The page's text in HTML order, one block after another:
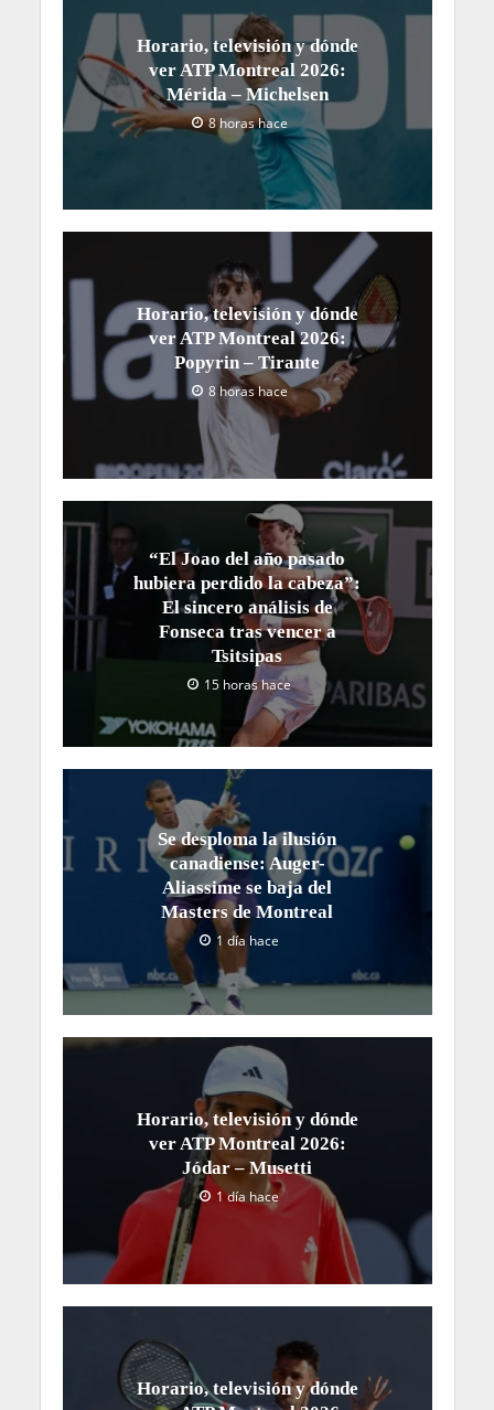
Horario, televisión y dónde
ver ATP Montreal 2026:
Mérida – Michelsen
8 horas hace
Horario, televisión y dónde
ver ATP Montreal 2026:
Popyrin – Tirante
8 horas hace
“El Joao del año pasado
hubiera perdido la cabeza”:
El sincero análisis de
Fonseca tras vencer a
Tsitsipas
15 horas hace
Se desploma la ilusión
canadiense: Auger-
Aliassime se baja del
Masters de Montreal
1 día hace
Horario, televisión y dónde
ver ATP Montreal 2026:
Jódar – Musetti
1 día hace
Horario, televisión y dónde